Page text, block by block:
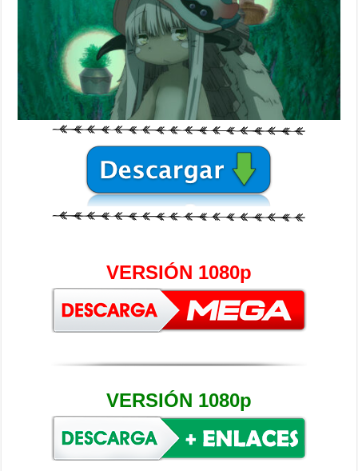
VERSIÓN 1080p
VERSIÓN 1080p